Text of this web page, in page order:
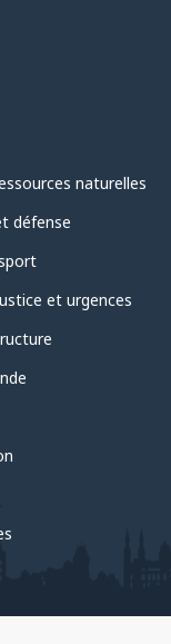
naturelles
défense
et urgences